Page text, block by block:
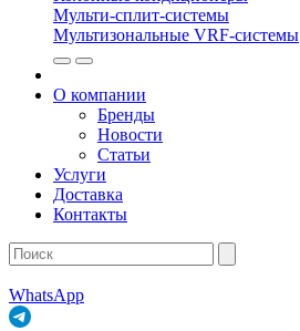
Мульти-сплит-системы
Мультизональные VRF-системы
О компании
Бренды
Новости
Статьи
Услуги
Доставка
Контакты
WhatsApp